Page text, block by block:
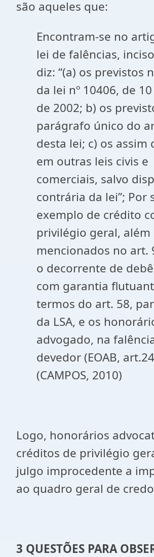
são aqueles que:
Encontram-se no
lei de falências,
diz: “(a) os previstos
da lei nº 10406, de
de 2002; b) os
parágrafo único do
desta lei; c) os assim
em outras leis civis e
comerciais, salvo
contrária da lei”; Por
exemplo de crédito
privilégio geral, além
mencionados no art.
o decorrente de
com garantia
termos do art. 58,
da LSA, e os
advogado, na
devedor (EOAB,
(CAMPOS, 2010)
Logo, honorários
créditos de privilégio
julgo improcedente a
ao quadro geral de
3 QUESTÕES PARA